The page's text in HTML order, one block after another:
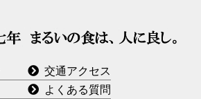
交通アクセス
よくある質問